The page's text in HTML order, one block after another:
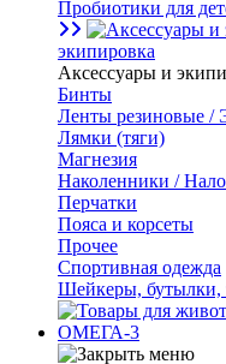
Пробиотики для
экипировка
Аксессуары и
Бинты
Ленты резиновые /
Лямки (тяги)
Магнезия
Наколенники /
Перчатки
Пояса и корсеты
Прочее
Спортивная одежда
Шейкеры, бутылки,
ОМЕГА-3